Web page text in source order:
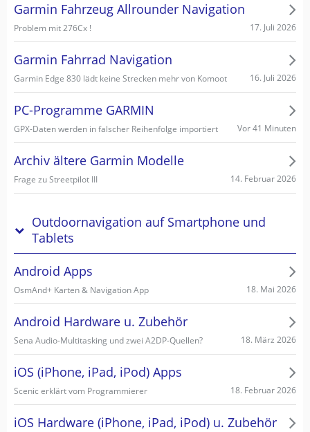
Garmin Fahrzeug Allrounder Navigation
Problem mit 276Cx ! 17. Juli 2026
Garmin Fahrrad Navigation
Garmin Edge 830 lädt keine Strecken mehr von Komoot 16. Juli 2026
PC-Programme GARMIN
GPX-Daten werden in falscher Reihenfolge importiert Vor 41 Minuten
Archiv ältere Garmin Modelle
Frage zu Streetpilot III 14. Februar 2026
Outdoornavigation auf Smartphone und
Tablets
Android Apps
OsmAnd+ Karten & Navigation App 18. Mai 2026
Android Hardware u. Zubehör
Sena Audio-Multitasking und zwei A2DP-Quellen? 18. März 2026
iOS (iPhone, iPad, iPod) Apps
Scenic erklärt vom Programmierer 18. Februar 2026
iOS Hardware (iPhone, iPad, iPod) u. Zubehör